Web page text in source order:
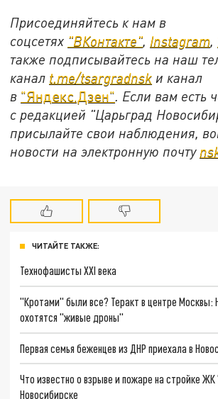
Присоединяйтесь к нам в
соцсетях "ВКонтакте" Instagram
также подписывайтесь на наш
канал t.me/tsargradnsk и канал
в "Яндекс.Дзен" . Если вам есть
с редакцией "Царьград
присылайте свои наблюдения,
новости на электронную почту
ЧИТАЙТЕ ТАКЖЕ:
Технофашисты XXI века
"Кротами" были все? Теракт в центре Москвы:
охотятся "живые дроны"
Первая семья беженцев из ДНР приехала в
Что известно о взрыве и пожаре на стройке ЖК
Новосибирске